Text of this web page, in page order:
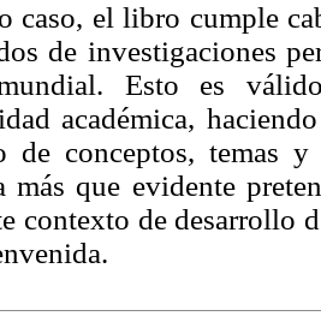
caso, el libro cumple
de investigaciones
Esto es
académica,
de conceptos, temas
más que evidente
contexto de desarrollo